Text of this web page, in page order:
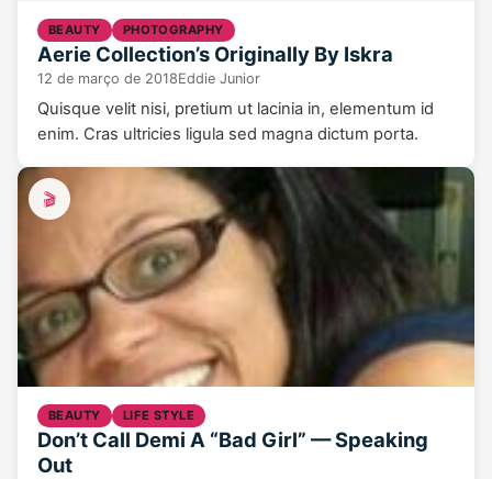
BEAUTY PHOTOGRAPHY
Aerie Collection’s Originally By Iskra
12 de março de 2018Eddie Junior
Quisque velit nisi, pretium ut lacinia in, elementum id
enim. Cras ultricies ligula sed magna dictum porta.
🎬
BEAUTY LIFE STYLE
Don’t Call Demi A “Bad Girl” — Speaking
Out